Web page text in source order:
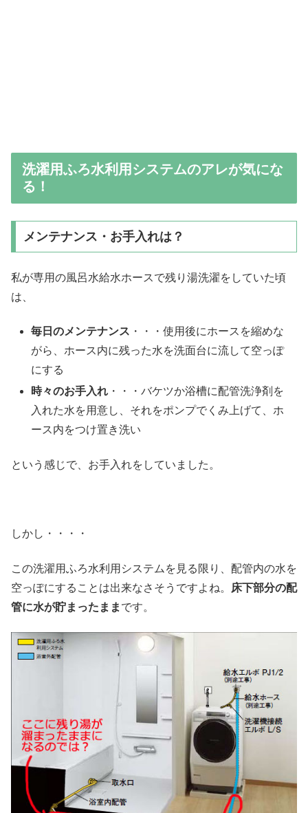
洗濯用ふろ水利用システムのアレが気にな
る！
メンテナンス・お手入れは？
私が専用の風呂水給水ホースで残り湯洗濯をしていた頃
は、
毎日のメンテナンス ・・・使用後にホースを縮めな
がら、ホース内に残った水を洗面台に流して空っぽ
にする
時々のお手入れ ・・・バケツか浴槽に配管洗浄剤を
入れた水を用意し、それをポンプでくみ上げて、ホ
ース内をつけ置き洗い
という感じで、お手入れをしていました。
しかし・・・・
この洗濯用ふろ水利用システムを見る限り、配管内の水を
空っぽにすることは出来なさそうですよね。
床下部分の配
管に水が貯まったまま です。